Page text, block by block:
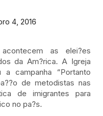
4, 2016
as elei?es
da Am?rica. A Igreja
campanha “Portanto
de metodistas nas
de imigrantes para
no pa?s.